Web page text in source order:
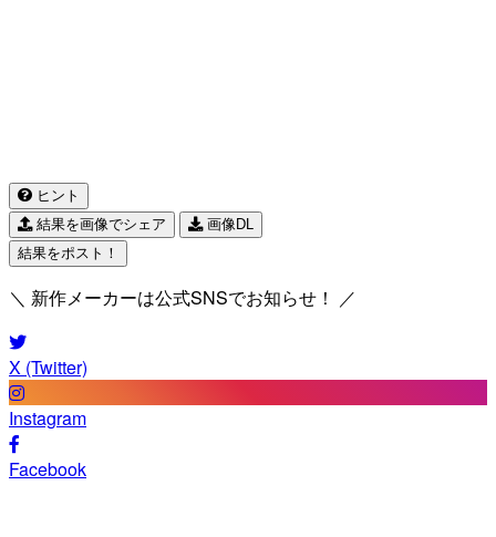
ヒント
結果を画像でシェア
画像DL
結果をポスト！
＼ 新作メーカーは公式SNSでお知らせ！ ／
X (Twitter)
Instagram
Facebook